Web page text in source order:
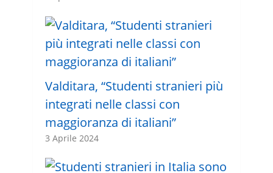
Valditara, “Studenti stranieri più
integrati nelle classi con
maggioranza di italiani”
3 Aprile 2024